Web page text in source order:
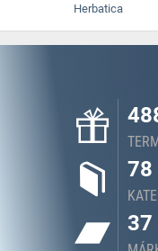
Herbatica
78
37